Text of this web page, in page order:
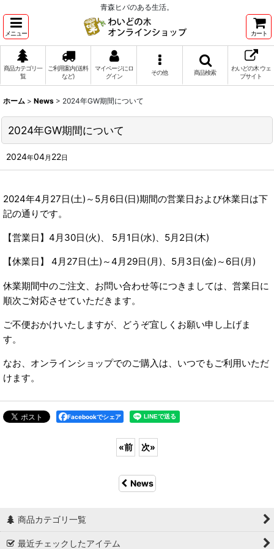
青森ヒバのある生活。
メニュー カート
商品カテゴリ一
覧
ご利用案内(送料
など)
マイページにロ
グイン
その他 商品検索
わいどの木 ウェ
ブサイト
ホーム > News > 2024年GW期間について
2024年GW期間について
2024年04月 22日
2024年4月27日(土)～5月6日(日)期間の営業日および休業日は下
記の通りです。
【営業日】4月30日(火)、 5月1日(水)、5月2日(木)
【休業日】 4月27日(土)～4月29日(月)、5月3日(金)～6日(月)
休業期間中のご注文、お問い合わせ等につきましては、営業日に
順次ご対応させていただきます。
ご不便おかけいたしますが、どうぞ宜しくお願い申し上げま
す。
なお、オンラインショップでのご購入は、いつでもご利用いただ
けます。
Facebookでシェア
«前 次»
News
商品カテゴリ一覧
最近チェックしたアイテム